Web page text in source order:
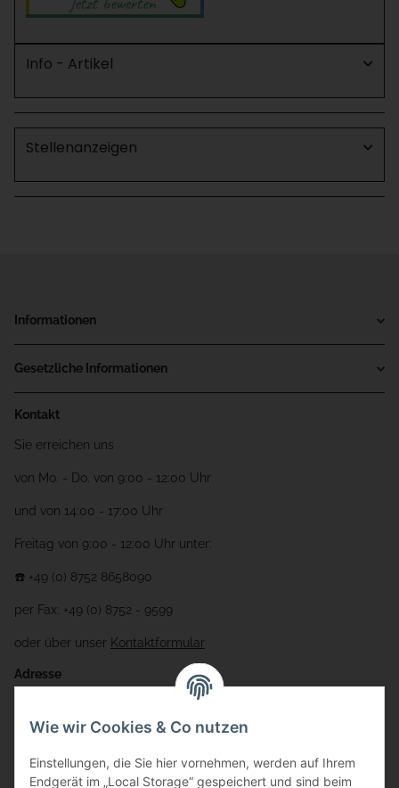
Info - Artikel
Stellenanzeigen
Informationen
Gesetzliche Informationen
Kontakt
Sie erreichen uns
von Mo. - Do. von 9:00 - 12:00 Uhr
und von 14:00 - 17:00 Uhr
Freitag von 9:00 - 12:00 Uhr unter:
☎️ +49 (0) 8752 8658090
per Fax: +49 (0) 8752 - 9599
oder über unser Kontaktformular
Adresse
Gewerbering 17
84072 Au i.d. Hallertau
Wie wir Cookies & Co nutzen
Einstellungen, die Sie hier vornehmen, werden auf Ihrem
Endgerät im „Local Storage“ gespeichert und sind beim